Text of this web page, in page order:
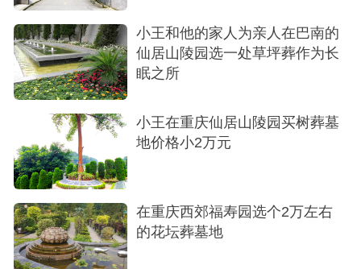
行车指南
小王和他的家人为亲人在巴南的
仙居山陵园选一处草坪葬作为长
眠之所
小王在重庆仙居山陵园买树葬墓
地价格小2万元
在重庆西郊福寿园选个2万左右
的花坛葬墓地